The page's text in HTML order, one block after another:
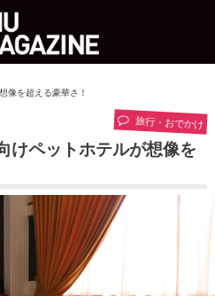
像を超える豪華さ！
旅行・おでかけ
けペットホテルが想像を